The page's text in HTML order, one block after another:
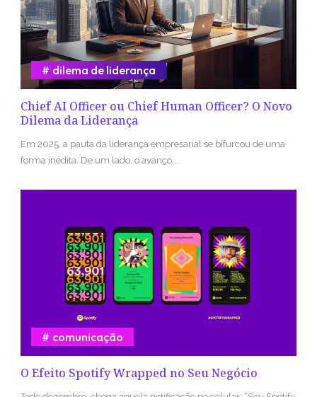
Chief AI Officer ou Chief Human Officer? O Novo
Dilema da Liderança
dilema de liderança
Em 2025, a pauta da liderança empresarial se bifurcou de uma
forma inédita. De um lado, o avanço...
O Efeito Spotify Wrapped no Seu Negócio
comunicação